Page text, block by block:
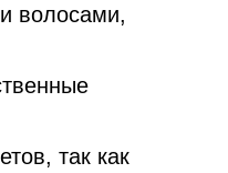
волосами,
так как